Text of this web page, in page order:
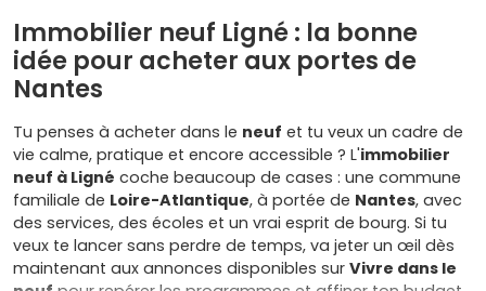
Immobilier neuf Ligné : la bonne
idée pour acheter aux portes de
Nantes
Tu penses à acheter dans le neuf et tu veux un cadre de
vie calme, pratique et encore accessible ? L'immobilier
neuf à Ligné coche beaucoup de cases : une commune
familiale de Loire-Atlantique, à portée de Nantes, avec
des services, des écoles et un vrai esprit de bourg. Si tu
veux te lancer sans perdre de temps, va jeter un œil dès
maintenant aux annonces disponibles sur Vivre dans le